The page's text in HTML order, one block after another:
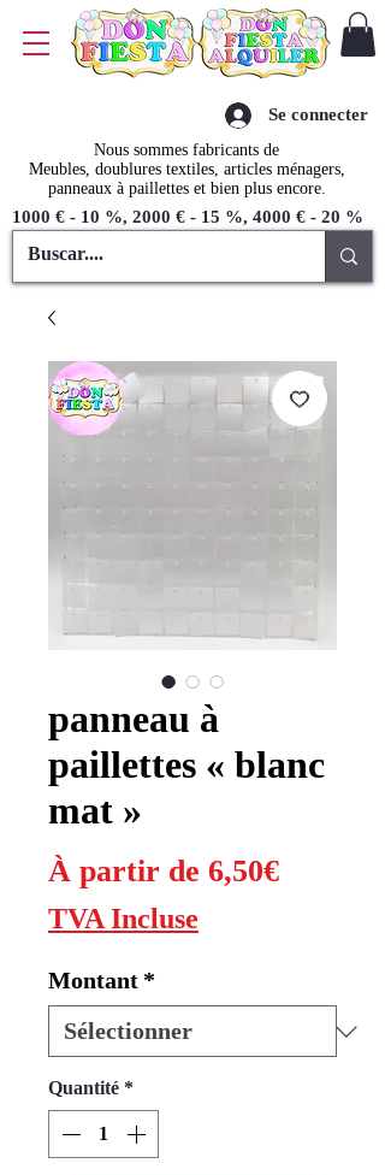
Nous sommes fabricants de
Meubles, doublures textiles, articles ménagers,
panneaux à paillettes et bien plus encore.
1000 € - 10 %, 2000 € - 15 %, 4000 € - 20 %
Se connecter
panneau à
paillettes « blanc
mat »
À partir de 6,50€Prix
TVA Incluse
Montant *
Quantité *